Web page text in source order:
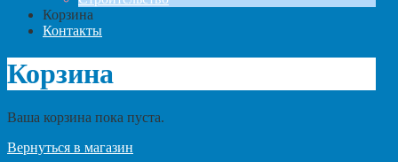
Корзина
Контакты
Корзина
Ваша корзина пока пуста.
Вернуться в магазин